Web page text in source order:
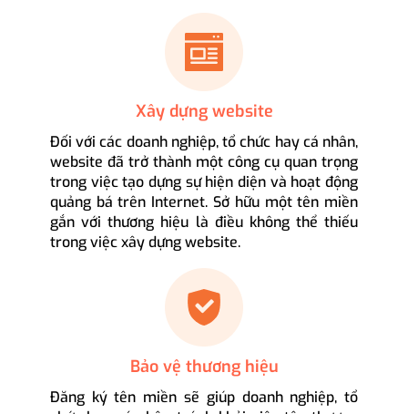
Xây dựng website
Đối với các doanh nghiệp, tổ chức hay cá nhân,
website đã trở thành một công cụ quan trọng
trong việc tạo dựng sự hiện diện và hoạt động
quảng bá trên Internet. Sở hữu một tên miền
gắn với thương hiệu là điều không thể thiếu
trong việc xây dựng website.
Bảo vệ thương hiệu
Đăng ký tên miền sẽ giúp doanh nghiệp, tổ